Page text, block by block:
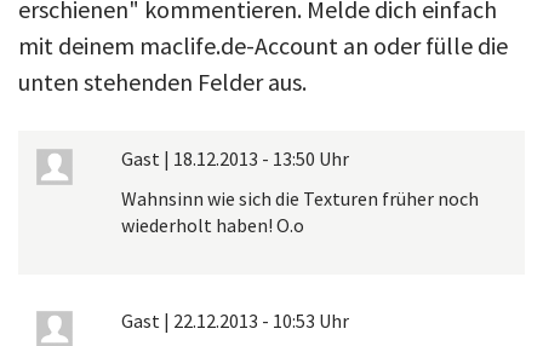
erschienen" kommentieren. Melde dich einfach
mit deinem maclife.de-Account an oder fülle die
unten stehenden Felder aus.
Gast | 18.12.2013 - 13:50 Uhr
Wahnsinn wie sich die Texturen früher noch
wiederholt haben! O.o
Gast | 22.12.2013 - 10:53 Uhr